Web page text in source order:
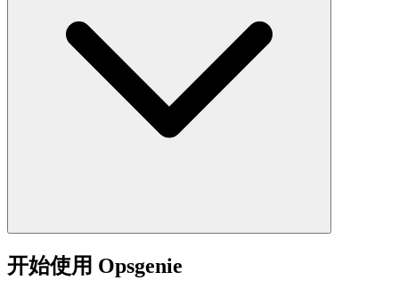
开始使用 Opsgenie